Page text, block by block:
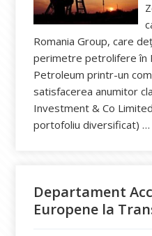
Romania Group, care
perimetre petrolifere în
Petroleum printr-un
satisfacerea anumitor
Investment & Co
portofoliu diversificat)
Departament
Europene la